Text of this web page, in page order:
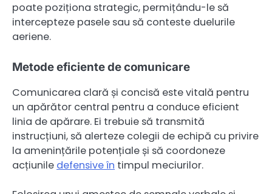
poate poziționa strategic, permițându-le să
intercepteze pasele sau să conteste duelurile
aeriene.
Metode eficiente de comunicare
Comunicarea clară și concisă este vitală pentru
un apărător central pentru a conduce eficient
linia de apărare. Ei trebuie să transmită
instrucțiuni, să alerteze colegii de echipă cu privire
la amenințările potențiale și să coordoneze
acțiunile defensive în timpul meciurilor.